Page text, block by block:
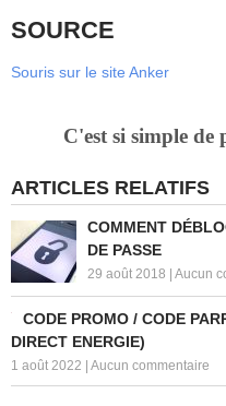
SOURCE
Souris sur le site Anker
C'est si simple de
ARTICLES RELATIFS
COMMENT
DE PASSE
29 août 2018 Aucun
CODE PROMO / CODE
DIRECT ENERGIE)
1 août 2022 Aucun commentaire